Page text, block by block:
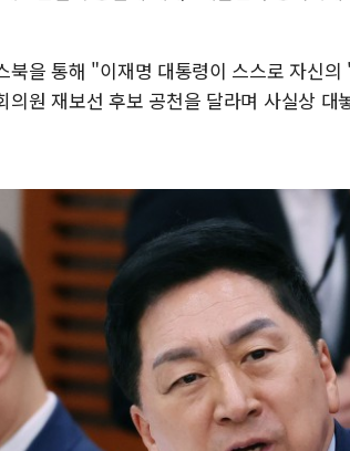
북을 통해 "이재명 대통령이 스스로 자신
의원 재보선 후보 공천을 달라며 사실상 대